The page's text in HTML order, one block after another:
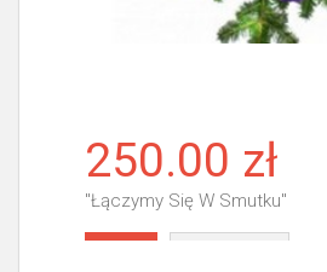
250.00 zł
"Łączymy Się W Smutku"